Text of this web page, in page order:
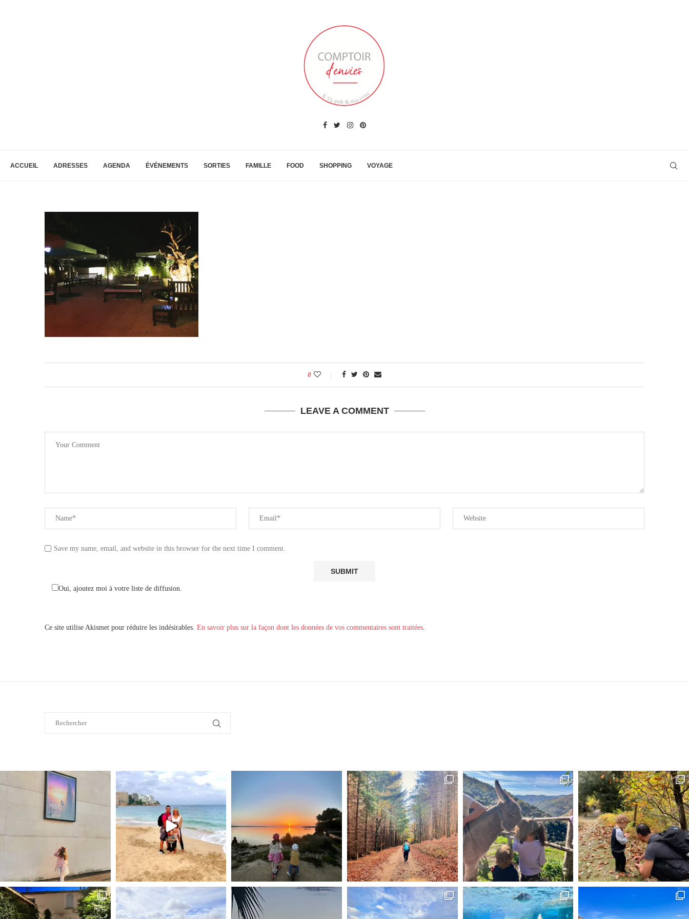
ACCUEIL ADRESSES AGENDA ÉVÉNEMENTS SORTIES FAMILLE FOOD SHOPPING VOYAGE
0
LEAVE A COMMENT
Save my name, email, and website in this browser for the next time I comment.
Oui, ajoutez moi à votre liste de diffusion.
Ce site utilise Akismet pour réduire les indésirables. En savoir plus sur la façon dont les données de vos commentaires sont traitées.